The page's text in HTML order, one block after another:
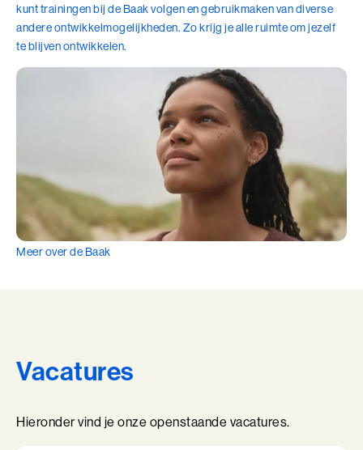
Authentiek Profileren (BaakBoost)
Coachend Leiderschap (BaakBoost)
Communicatie met Impact
De Essentie
Effectieve Persoonlijke Communicatie
Effectieve Persoonlijke Communicatie (BaakBoost)
kunt trainingen bij de Baak volgen en gebruikmaken van diverse
andere ontwikkelmogelijkheden. Zo krijg je alle ruimte om jezelf
te blijven ontwikkelen.
Meer over de Baak
Vacatures
Hieronder vind je onze openstaande vacatures.